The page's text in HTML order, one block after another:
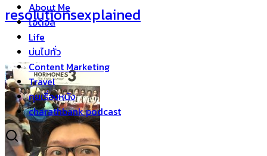
About Me
ไอดอล
Life
บ่นไปทั่ว
Content Marketing
Travel
คุยเรื่องหนัง
charathbank podcast
resolutionsexplained